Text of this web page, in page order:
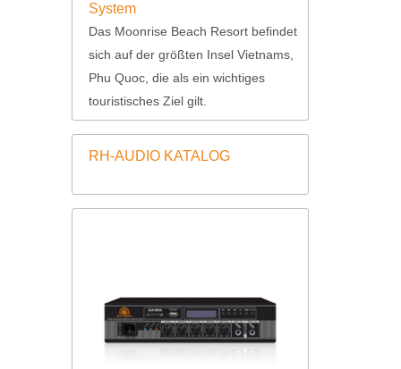
System
Das Moonrise Beach Resort befindet
sich auf der größten Insel Vietnams,
Phu Quoc, die als ein wichtiges
touristisches Ziel gilt.
RH-AUDIO KATALOG